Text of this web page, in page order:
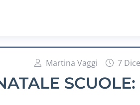
Martina Vaggi 7